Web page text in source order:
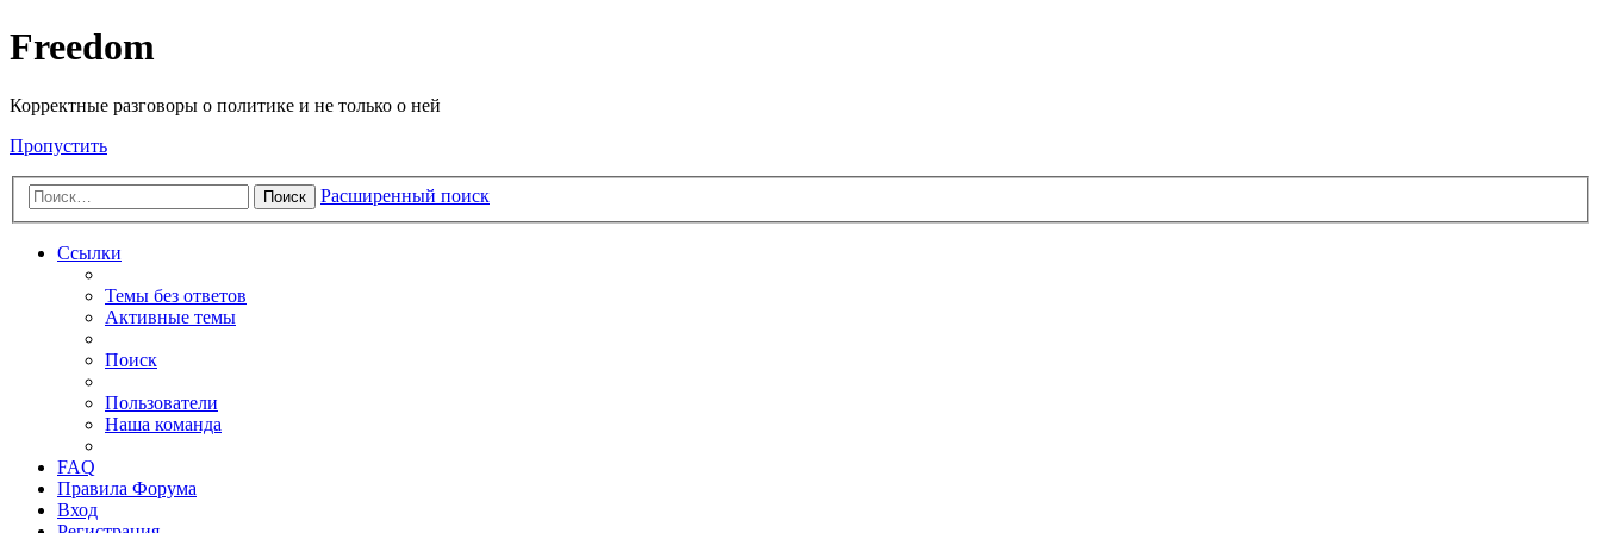
Freedom
Корректные разговоры о политике и не только о ней
Пропустить
Поиск Расширенный поиск
Ссылки
Темы без ответов
Активные темы
Поиск
Пользователи
Наша команда
FAQ
Правила Форума
Вход